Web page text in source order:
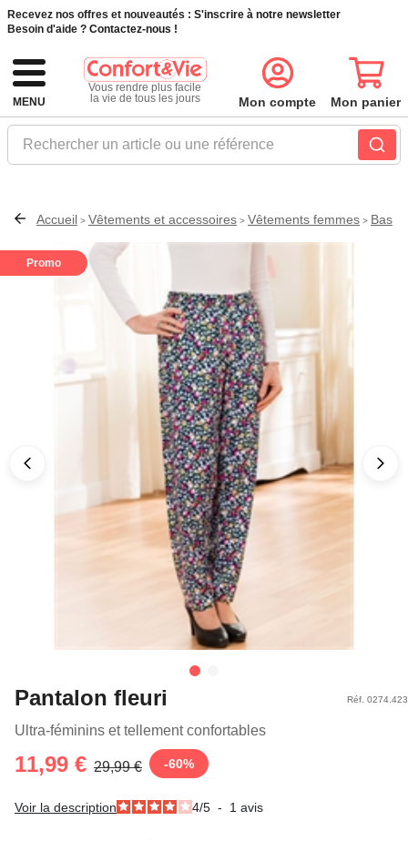
Recevez nos offres et nouveautés : S'inscrire à notre newsletter
Besoin d'aide ? Contactez-nous !
MENU
Vous rendre plus facile
la vie de tous les jours
Rechercher un article ou une référence
Mon compte Mon panier
Accueil > Vêtements et accessoires > Vêtements femmes > Bas
Promo
Pantalon fleuri
Ultra-féminins et tellement confortables
Réf. 0274.423
11,99 € 29,99 € -60%
Voir la description 4/5 - 1 avis